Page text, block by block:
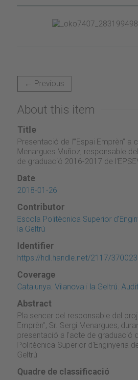
← Previous
About this item
Title
Presentació de l’”Espai Emprèn” a
Menargues Muñoz, responsable
de graduació 2016-2017 de
Date
2018-01-26
Contributor
Escola Politècnica Superior
la Geltrú
Identifier
https://hdl.handle.net/2117/370023
Coverage
Catalunya. Vilanova i la Geltrú.
Abstract
Pla sencer del responsable del
Emprèn", Sr. Sergi Menargues,
presentació a l'acte de graduació
Politècnica Superior d'Enginyeria
Geltrú
Quadre de classificació